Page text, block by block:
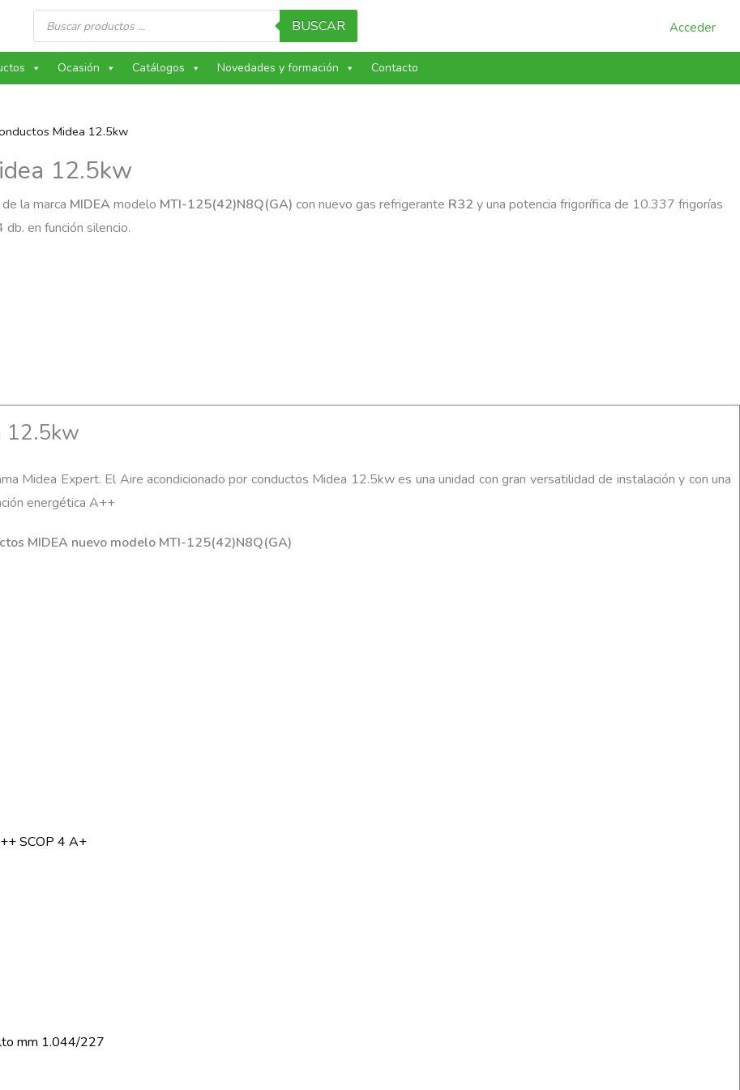
Búsqueda
productos BUSCAR Acceder
Ocasión Catálogos Novedades y formación Contacto
Midea 12.5kw
12.5kw
la marca MIDEAmodelo MTI-125(42)N8Q(GA) con nuevo gas refrigerante R32 y una potencia frigorífica de 10.337 frigorías
db. en función silencio.
12.5kw
Midea Expert. El Aire acondicionado por conductos Midea 12.5kw es una unidad con gran versatilidad de instalación y con una
energética A++
MIDEA nuevo modelo MTI-125(42)N8Q(GA)
SCOP 4 A+
mm 1.044/227